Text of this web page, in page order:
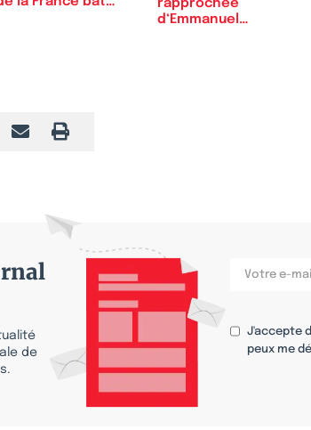
rapprochée
d‘Emmanuel
de
J'accepte
peux me